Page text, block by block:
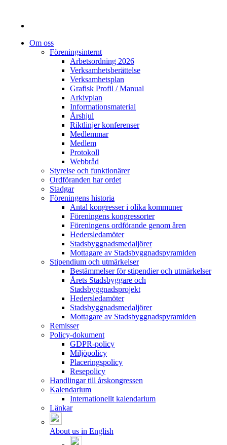
Om oss
Föreningsinternt
Arbetsordning 2026
Verksamhetsberättelse
Verksamhetsplan
Grafisk Profil / Manual
Arkivplan
Informationsmaterial
Årshjul
Riktlinjer konferenser
Medlemmar
Medlem
Protokoll
Webbråd
Styrelse och funktionärer
Ordföranden har ordet
Stadgar
Föreningens historia
Antal kongresser i olika kommuner
Föreningens kongressorter
Föreningens ordförande genom åren
Hedersledamöter
Stadsbyggnadsmedaljörer
Mottagare av Stadsbyggnadspyramiden
Stipendium och utmärkelser
Bestämmelser för stipendier och utmärkelser
Årets Stadsbyggare och
Stadsbyggnadsprojekt
Hedersledamöter
Stadsbyggnadsmedaljörer
Mottagare av Stadsbyggnadspyramiden
Remisser
Policy-dokument
GDPR-policy
Miljöpolicy
Placeringspolicy
Resepolicy
Handlingar till årskongressen
Kalendarium
Internationellt kalendarium
Länkar
About us in English